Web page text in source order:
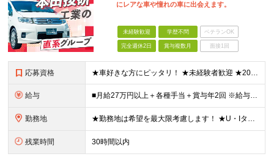
にレアな車や憧れの車に出会えます。
未経験歓迎 学歴不問 ベテランOK
完全週休2日 賞与複数月 面接1回
応募資格 ★車好きな方にピッタリ！ ★未経験者歓迎 ★20代～30代が活躍 ◆転勤が可能な方（全国に拠点を展開しているため） ◆普通自動車運転免許をお持ちの方 ◆中古車の販売・仕入れ・買取の経験がある方 ┗も
給与 ■月給27万円以上＋各種手当＋賞与年2回 ※給与は、年齢・経験・能力を考慮して決定します ※時間外勤務手当別途支給 ※販売実績に応じた奨励給あり ※試用期間：2ヶ月あり(条件に差異なし)
勤務地 ★勤務地は希望を最大限考慮します！ ★U・Iターン歓迎／マイカー通勤OK 北海道/宮城/東京/愛知/兵庫/福岡で募集！ ●北海道会場 北海道千歳市泉沢1007-245 ●仙台会場 宮城県岩沼市
残業時間 30時間以内